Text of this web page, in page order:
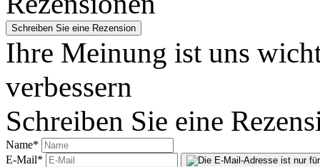
Ihre Meinung ist uns
verbessern
Schreiben Sie eine
Name*
E-Mail*